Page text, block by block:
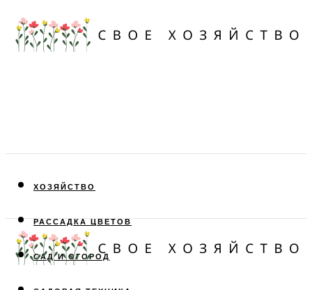
ХОЗЯЙСТВО
РАССАДКА ЦВЕТОВ
САД И ОГОРОД